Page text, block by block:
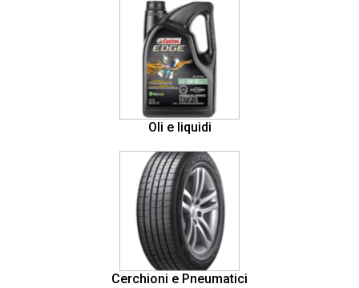
Oli e liquidi
Cerchioni e Pneumatici